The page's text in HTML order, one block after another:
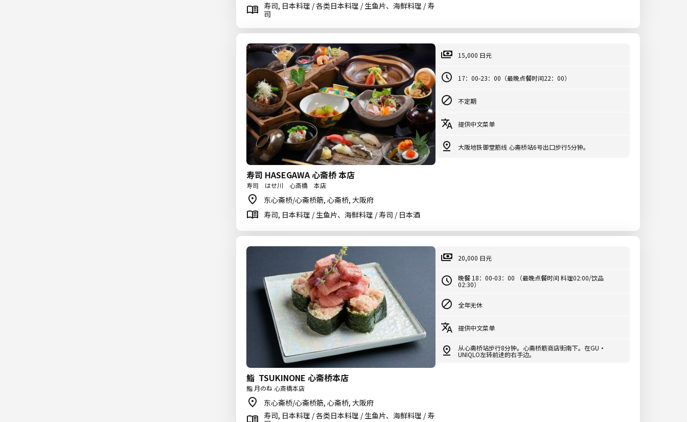
寿司, 日本料理 / 各类日本料理 / 生鱼片、海鲜料理 / 寿
司
寿司 HASEGAWA 心斋桥 本店
寿司 はせ川 心斎橋 本店
东心斋桥/心斋桥筋, 心斋桥, 大阪府
寿司, 日本料理 / 生鱼片、海鲜料理 / 寿司 / 日本酒
15,000 日元
17：00-23：00（最晚点餐时间22：00）
不定期
提供中文菜单
大阪地铁御堂筋线 心斋桥站6号出口步行5分钟。
鮨 TSUKINONE 心斋桥本店
鮨 月のね 心斎橋本店
东心斋桥/心斋桥筋, 心斋桥, 大阪府
寿司, 日本料理 / 各类日本料理 / 生鱼片、海鲜料理 / 寿
20,000 日元
晚餐 18：00-03：00 （最晚点餐时间 料理02:00/饮品
02:30）
全年无休
提供中文菜单
从心斋桥站步行8分钟。心斋桥筋商店街南下。在GU・
UNIQLO左转前进的右手边。